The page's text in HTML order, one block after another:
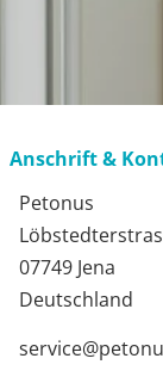
Anschrift &
Petonus
07749 Jena
Deutschland